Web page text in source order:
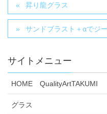
昇り龍グラス
サンドブラスト＋αでジ
サイトメニュー
HOME QualityArtTAKUMI
グラス